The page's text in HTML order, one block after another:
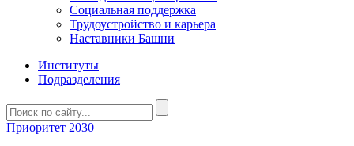
Социальная поддержка
Трудоустройство и карьера
Наставники Башни
Институты
Подразделения
Приоритет 2030